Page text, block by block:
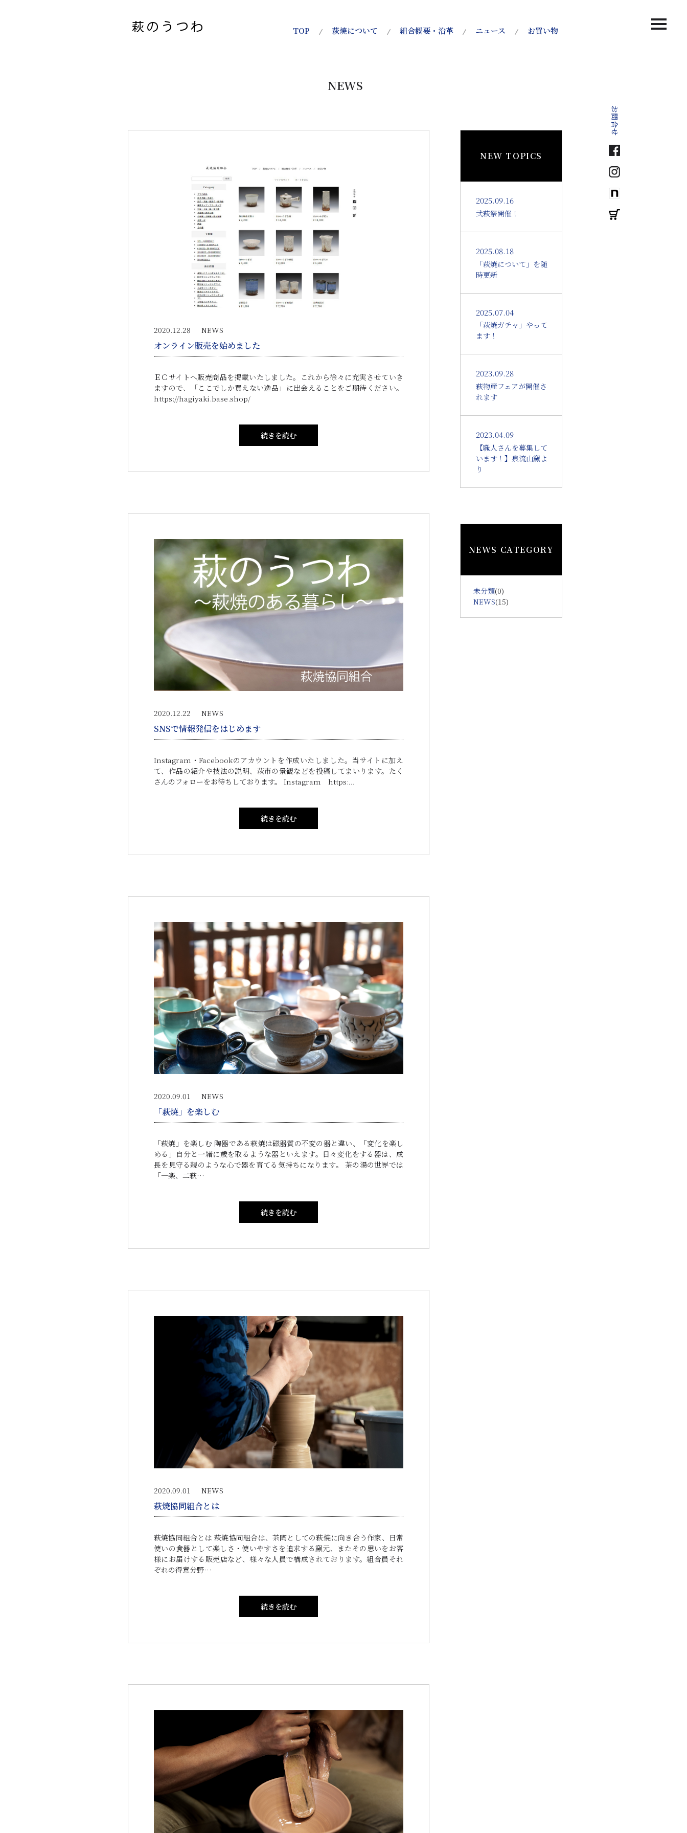
TOP 萩焼について 組合概要・沿革 ニュース お買い物
MENU
NEWS
2020.12.28 NEWS
オンライン販売を始めました
ＥＣサイトへ販売商品を掲載いたしました。これから徐々に充実させていき
ますので、「ここでしか買えない逸品」に出会えることをご期待ください。
https://hagiyaki.base.shop/
続きを読む
2020.12.22 NEWS
SNSで情報発信をはじめます
Instagram・Facebookのアカウントを作成いたしました。当サイトに加え
て、作品の紹介や技法の説明、萩市の景観などを投稿してまいります。たく
さんのフォローをお待ちしております。 Instagram https:…
続きを読む
2020.09.01 NEWS
「萩焼」を楽しむ
「萩焼」を楽しむ 陶器である萩焼は磁器質の不変の器と違い、「変化を楽し
める」自分と一緒に歳を取るような器といえます。日々変化をする器は、成
長を見守る親のような心で器を育てる気持ちになります。 茶の湯の世界では
「一楽、二萩…
続きを読む
2020.09.01 NEWS
萩焼協同組合とは
萩焼協同組合とは 萩焼協同組合は、茶陶としての萩焼に向き合う作家、日常
使いの食器として楽しさ・使いやすさを追求する窯元、またその思いをお客
様にお届けする販売店など、様々な人員で構成されております。組合員それ
ぞれの得意分野…
続きを読む
NEW TOPICS
2025.09.16
弐萩祭開催！
2025.08.18
「萩焼について」を随
時更新
2025.07.04
「萩焼ガチャ」やって
ます！
2023.09.28
萩物産フェアが開催さ
れます
2023.04.09
【職人さんを募集して
います！】泉流山窯よ
り
NEWS CATEGORY
未分類(0)
NEWS(15)
お問合せ